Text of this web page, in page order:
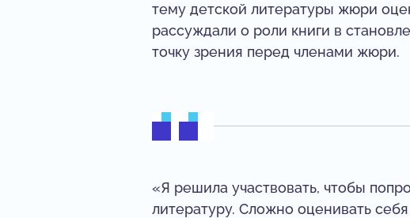
тему детской литературы жюри
рассуждали о роли книги в
точку зрения перед членами жюри.
«Я решила участвовать, чтобы
литературу. Сложно оценивать